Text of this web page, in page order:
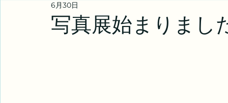
写真展始まりまし
6月30日